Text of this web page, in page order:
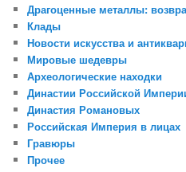
Драгоценные металлы:
Клады
Новости искусства и
Мировые шедевры
Археологические находки
Династии Российской
Династия Романовых
Российская Империя в лицах
Гравюры
Прочее